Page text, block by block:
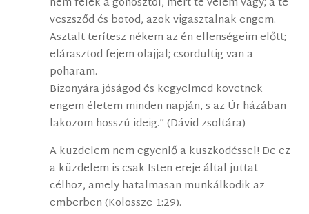
veszsződ és botod, azok vigasztalnak engem.
Asztalt terítesz nékem az én ellenségeim előtt;
elárasztod fejem olajjal; csordultig van a
poharam.
Bizonyára jóságod és kegyelmed követnek
engem életem minden napján, s az Úr házában
lakozom hosszú ideig.” (Dávid zsoltára)
A küzdelem nem egyenlő a küszködéssel! De ez
a küzdelem is csak Isten ereje által juttat
célhoz, amely hatalmasan munkálkodik az
emberben (Kolossze 1:29).